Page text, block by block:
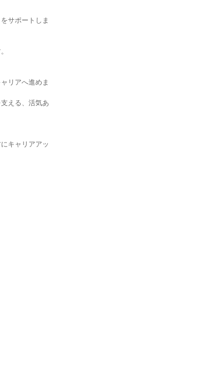
サポートしま
リアへ進めま
える、活気あ
キャリアアッ